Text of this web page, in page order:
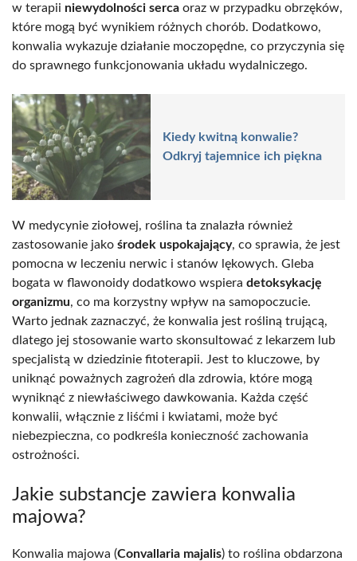
w terapii niewydolności serca oraz w przypadku obrzęków,
które mogą być wynikiem różnych chorób. Dodatkowo,
konwalia wykazuje działanie moczopędne, co przyczynia się
do sprawnego funkcjonowania układu wydalniczego.
Kiedy kwitną konwalie?
Odkryj tajemnice ich piękna
W medycynie ziołowej, roślina ta znalazła również
zastosowanie jako środek uspokajający, co sprawia, że jest
pomocna w leczeniu nerwic i stanów lękowych. Gleba
bogata w flawonoidy dodatkowo wspiera detoksykację
organizmu, co ma korzystny wpływ na samopoczucie.
Warto jednak zaznaczyć, że konwalia jest rośliną trującą,
dlatego jej stosowanie warto skonsultować z lekarzem lub
specjalistą w dziedzinie fitoterapii. Jest to kluczowe, by
uniknąć poważnych zagrożeń dla zdrowia, które mogą
wyniknąć z niewłaściwego dawkowania. Każda część
konwalii, włącznie z liśćmi i kwiatami, może być
niebezpieczna, co podkreśla konieczność zachowania
ostrożności.
Jakie substancje zawiera konwalia
majowa?
Konwalia majowa (Convallaria majalis) to roślina obdarzona